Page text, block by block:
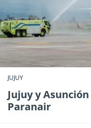
JUJUY
Jujuy y
Paranair